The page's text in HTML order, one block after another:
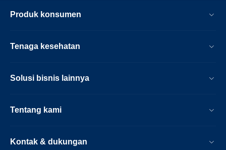
Produk konsumen
Tenaga kesehatan
Solusi bisnis lainnya
Tentang kami
Kontak & dukungan